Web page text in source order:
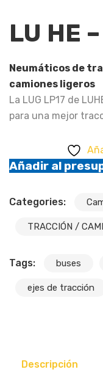
LU HE
Neumáticos de
camiones ligeros
La LUG LP17 de
para una mejor
Añadir al
Categories:
TRACCIÓN /
Tags: buses
ejes de tracción
Descripción